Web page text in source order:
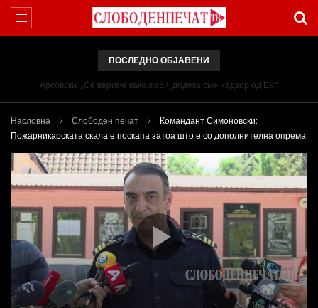
ПОСЛЕДНО ОБЈАВЕНИ
Арсовски: „Се вариме како жаби, додека сме надвор од ЕУ“
Насловна Слободен печат
Командант Симоновски:
Пожарникарската скала е поскапа затоа што е со дополнителна опрема